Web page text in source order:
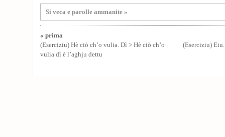
Si veca e parolle ammanite »
« prima
(Eserciziu) Hè ciò ch’o vulia. Dì > Hè ciò ch’o
vulia dì è l’aghju dettu
(Eserciziu)